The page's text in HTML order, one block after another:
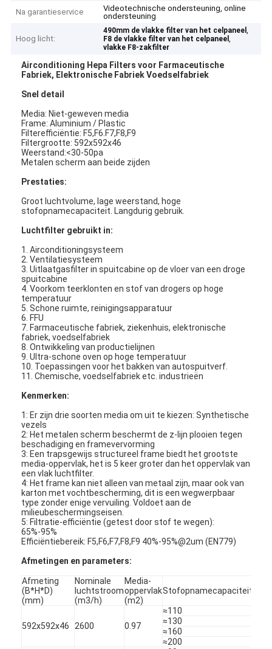
Thuis
Producten
Na garantieservice
Videotechnische ondersteuning, online
ondersteuning
Hoog licht:
490mm de vlakke filter van het celpaneel,
F8 de vlakke filter van het celpaneel,
vlakke F8-zakfilter
Airconditioning Hepa Filters voor Farmaceutische
Fabriek, Elektronische Fabriek Voedselfabriek
Snel detail
Media: Niet-geweven media
Frame: Aluminium / Plastic
Filterefficiëntie: F5,F6.F7,F8,F9
Filtergrootte: 592x592x46
Weerstand:<30-50pa
Metalen scherm aan beide zijden
Prestaties:
Groot luchtvolume, lage weerstand, hoge
stofopnamecapaciteit. Langdurig gebruik.
Luchtfilter gebruikt in:
1. Airconditioningsysteem
2. Ventilatiesysteem
3. Uitlaatgasfilter in spuitcabine op de vloer van een droge
spuitcabine
4. Voorkom teerklonten en stof van drogers op hoge
temperatuur
5. Schone ruimte, reinigingsapparatuur
6. FFU
7. Farmaceutische fabriek, ziekenhuis, elektronische
fabriek, voedselfabriek
8. Ontwikkeling van productielijnen
9. Ultra-schone oven op hoge temperatuur
10. Toepassingen voor het bakken van autospuitverf.
11. Chemische, voedselfabriek etc. industrieën
Kenmerken:
1: Er zijn drie soorten media om uit te kiezen: Synthetische
vezels
2: Het metalen scherm beschermt de z-lijn plooien tegen
beschadiging en framevervorming
3: Een trapsgewijs structureel frame biedt het grootste
media-oppervlak, het is 5 keer groter dan het oppervlak van
een vlak luchtfilter.
4: Het frame kan niet alleen van metaal zijn, maar ook van
karton met vochtbescherming, dit is een wegwerpbaar
type zonder enige vervuiling. Voldoet aan de
milieubeschermingseisen.
5: Filtratie-efficiëntie (getest door stof te wegen):
65%-95%
Efficiëntiebereik: F5,F6,F7,F8,F9 40%-95%@2um (EN779)
Afmetingen en parameters:
Afmeting
(B*H*D)
(mm)
Nominale
luchtstroom
(m3/h)
Media-
oppervlak
(m2)
Stofopnamecapaciteit
592x592x46 2600 0.97
≈110
≈130
≈160
≈200